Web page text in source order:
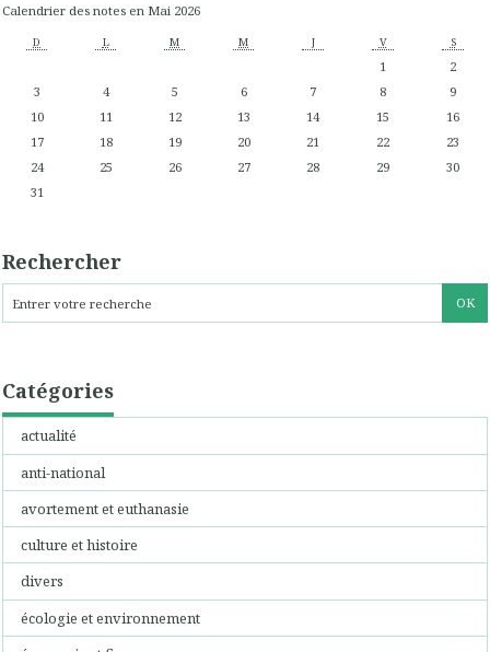
Calendrier des notes en Mai 2026
D L M M J V S
1
2
3
4 5 6 7 8
9
10
11 12 13 14 15
16
17
18 19 20 21 22
23
24
25 26 27 28 29
30
31
Rechercher
Catégories
actualité
anti-national
avortement et euthanasie
culture et histoire
divers
écologie et environnement